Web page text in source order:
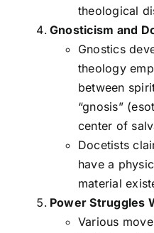
theological
Gnosticism and
Gnostics
theology
between
“gnosis”
center of
Docetists
have a
material
Power Struggles
Various